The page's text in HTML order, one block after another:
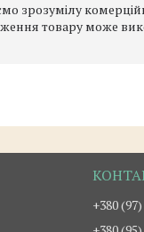
зрозумілу
товару може
+380